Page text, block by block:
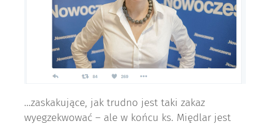
…zaskakujące, jak trudno jest taki zakaz
wyegzekwować – ale w końcu ks. Międlar jest